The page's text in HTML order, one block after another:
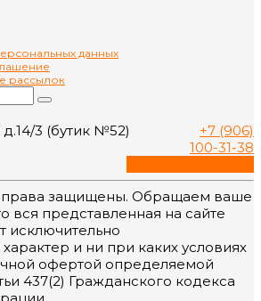
данных
рассылок
3 (бутик №52)
+7 (906)
100-31-38
права защищены. Обращаем ваше
вся представленная на сайте
исключительно
и ни при каких условиях
офертой определяемой
437(2) Гражданского кодекса